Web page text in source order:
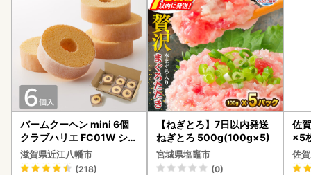
バームクーヘン mini 6個
クラブハリエ FC01W シェ
アボックス バウムクーヘ
ン
滋賀県近江八幡市
(218)
【ねぎとろ】7日以内発送
ねぎとろ 500g(100g×5)
宮城県塩竈市
(0)
佐
×5
佐